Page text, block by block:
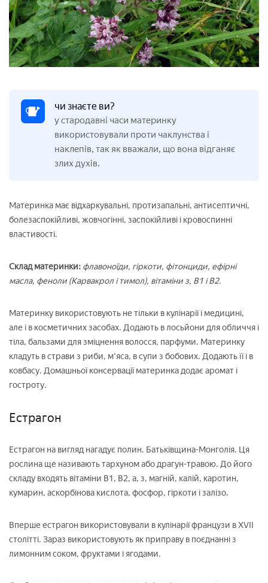
чи знаєте ви?
у стародавні часи материнку
використовували проти чаклунства і
наклепів, так як вважали, що вона відганяє
злих духів.
Материнка має відхаркувальні, протизапальні, антисептичні,
болезаспокійливі, жовчогінні, заспокійливі і кровоспинні
властивості.
Склад материнки: флавоноїди, гіркоти, фітонциди, ефірні
масла, феноли (Карвакрол і тимол), вітаміни з, В1 і В2.
Материнку використовують не тільки в кулінарії і медицині,
але і в косметичних засобах. Додають в лосьйони для обличчя і
тіла, бальзами для зміцнення волосся, парфуми. Материнку
кладуть в страви з риби, м'яса, в супи з бобових. Додають її і в
ковбасу. Домашньої консервації материнка додає аромат і
гостроту.
Естрагон
Естрагон на вигляд нагадує полин. Батьківщина-Монголія. Ця
рослина ще називають тархуном або драгун-травою. До його
складу входять вітаміни В1, В2, а, з, магній, калій, каротин,
кумарин, аскорбінова кислота, фосфор, гіркоти і залізо.
Вперше естрагон використовували в кулінарії французи в XVII
столітті. Зараз використовують як приправу в поєднанні з
лимонним соком, фруктами і ягодами.